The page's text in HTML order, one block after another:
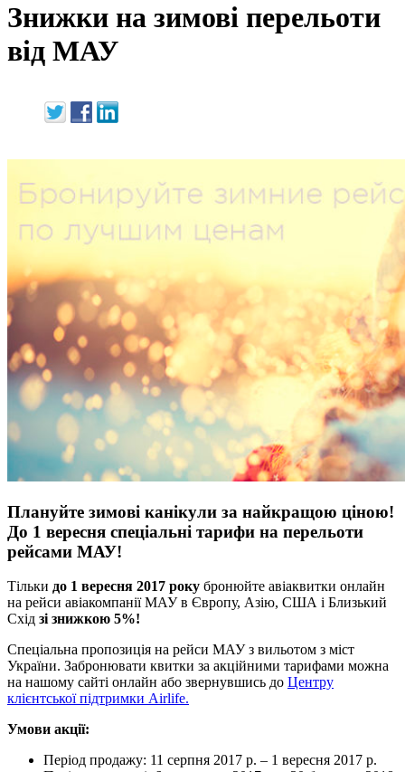
Знижки на зимові перельоти
від МАУ
Плануйте зимові канікули за найкращою ціною!
До 1 вересня спеціальні тарифи на перельоти
рейсами МАУ!
Тільки до 1 вересня 2017 року бронюйте авіаквитки онлайн
на рейси авіакомпанії МАУ в Європу, Азію, США і Близький
Схід зі знижкою 5%!
Спеціальна пропозиція на рейси МАУ з вильотом з міст
України. Забронювати квитки за акційними тарифами можна
на нашому сайті онлайн або звернувшись до Центру
клієнтської підтримки Airlife.
Умови акції:
Період продажу: 11 серпня 2017 р. – 1 вересня 2017 р.